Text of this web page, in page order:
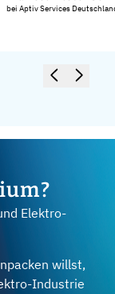
bei Aptiv Services
Elektro-
willst,
Industrie